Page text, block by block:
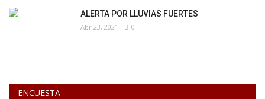
ALERTA POR LLUVIAS FUERTES
Abr 23, 2021 0
ENCUESTA